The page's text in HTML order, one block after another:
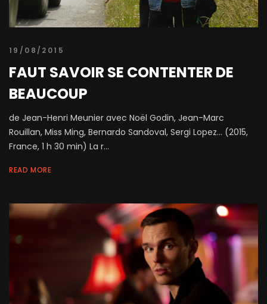
19/08/2015
FAUT SAVOIR SE CONTENTER DE
BEAUCOUP
de Jean-Henri Meunier avec Noël Godin, Jean-Marc
Rouillan, Miss Ming, Bernardo Sandoval, Sergi Lopez... (2015,
France, 1 h 30 min) La r...
READ MORE